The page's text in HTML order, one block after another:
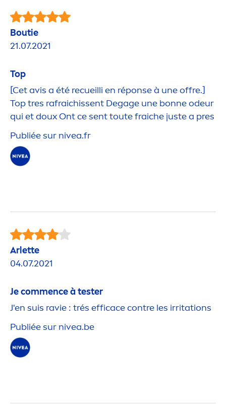
Boutie
21.07.2021
Top
[Cet avis a été recueilli en réponse à une offre.]
Top tres rafraichissent Degage une bonne odeur
qui et doux Ont ce sent toute fraiche juste a pres
Publiée sur nivea.fr
Arlette
04.07.2021
Je commence à tester
J'en suis ravie : trés efficace contre les irritations
Publiée sur nivea.be